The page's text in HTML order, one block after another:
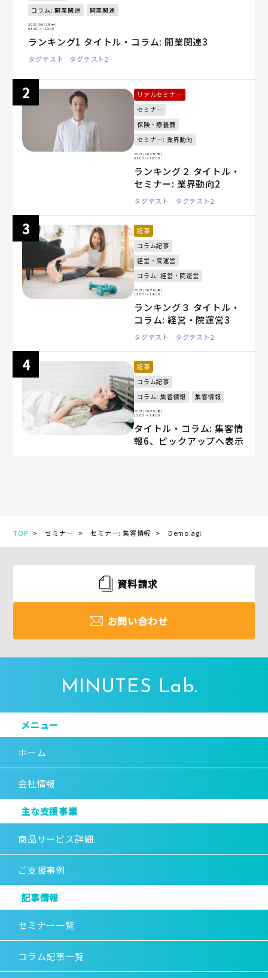
コラム: 開業関連
開業関連
2023/06/29(木)
08:00〜 10:00
ランキング1 タイトル・コラム: 開業関連3
タグテスト タグテスト2
リアルセミナー
セミナー
保険・療養費
セミナー: 業界動向
2023/06/29(木)
08:00 〜 10:00
ランキング２ タイトル・
セミナー: 業界動向2
タグテスト タグテスト2
記事
コラム記事
経営・院運営
コラム: 経営・院運営
2023/06/30(金)
13:00 〜 14:00
ランキング３ タイトル・
コラム: 経営・院運営3
タグテスト タグテスト2
記事
コラム記事
コラム: 集客情報
集客情報
2023/06/30(金)
13:00 〜 14:00
タイトル・コラム: 集客情
報6、ピックアップへ表示
TOP セミナー セミナー: 集客情報 Demo agl
資料請求
お問い合わせ
MINUTES Lab.
メニュー
ホーム
会社情報
主な支援事業
商品サービス詳細
ご支援事例
記事情報
セミナー一覧
コラム記事一覧